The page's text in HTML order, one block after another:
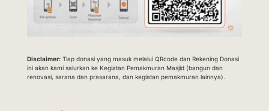
Disclaimer:Tiap donasi yang masuk melalui QRcode dan Rekening Donasi
ini akan kami salurkan ke Kegiatan Pemakmuran Masjid (bangun dan
renovasi, sarana dan prasarana, dan kegiatan pemakmuran lainnya).